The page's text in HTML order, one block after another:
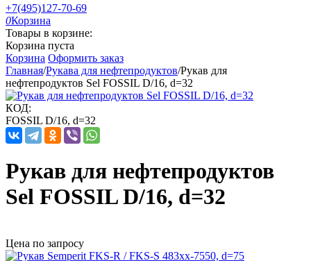
+7(495)127-70-69
0Корзина
Товары в корзине:
Корзина пуста
Корзина Оформить заказ
Главная/Рукава для нефтепродуктов/Рукав для
нефтепродуктов Sel FOSSIL D/16, d=32
КОД:
FOSSIL D/16, d=32
Рукав для нефтепродуктов
Sel FOSSIL D/16, d=32
Цена по запросу